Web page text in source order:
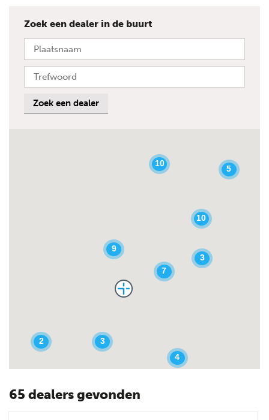
Zoek een dealer in de buurt
Zoek een dealer
10
7
2
9
4
10
5
3
3
65 dealersgevonden